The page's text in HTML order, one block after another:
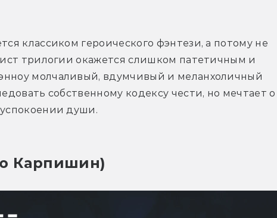
классиком героического фэнтези, а потому не
трилогии окажется слишком патетичным и
молчаливый, вдумчивый и меланхоличный
собственному кодексу чести, но мечтает о
души.
Карпишин)